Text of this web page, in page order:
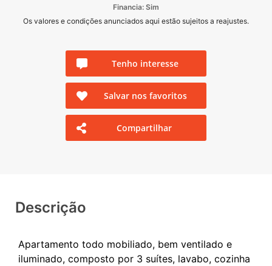
Financia: Sim
Os valores e condições anunciados aqui estão sujeitos a reajustes.
Tenho interesse
Salvar nos favoritos
Compartilhar
Descrição
Apartamento todo mobiliado, bem ventilado e
iluminado, composto por 3 suítes, lavabo, cozinha